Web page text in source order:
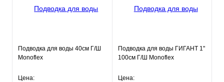
Подводка для воды 40см Г/Ш
Monoflex
Цена:
Подводка для воды ГИГАНТ 1"
100см Г/Ш Monoflex
Цена: